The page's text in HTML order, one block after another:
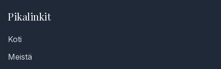
Pikalinkit
Koti
Meistä